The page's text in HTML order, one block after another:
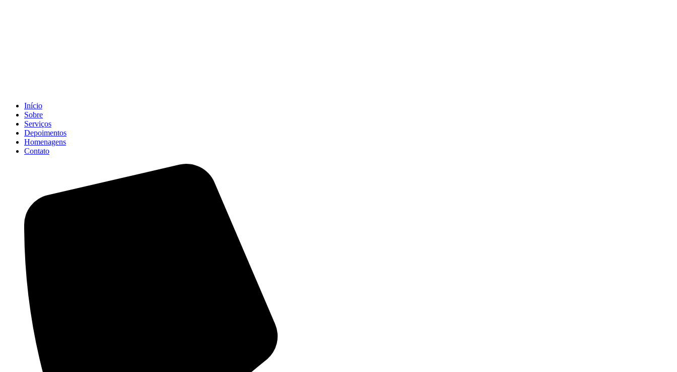
Início
Sobre
Serviços
Depoimentos
Homenagens
Contato